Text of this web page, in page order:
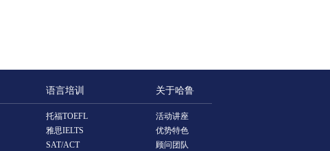
语言培训 关于哈鲁
托福TOEFL
雅思IELTS
SAT/ACT
活动讲座
优势特色
顾问团队